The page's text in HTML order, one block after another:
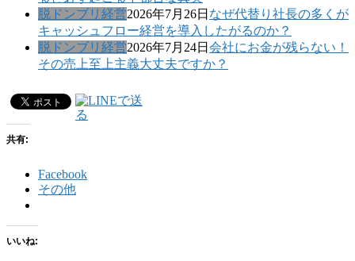
脱ドンブリ経営2026年7月26日 なぜ代替り社長の多くが
キャッシュフロー経営を導入したがるのか？
脱ドンブリ経営2026年7月24日 会社にお金が残らない！
その売上至上主義大丈夫ですか？
共有:
Facebook
その他
いいね: